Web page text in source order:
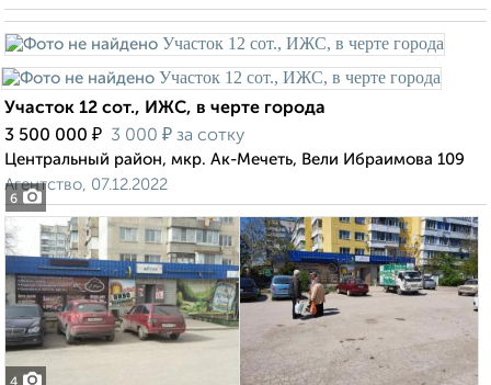
6
Участок 12 сот., ИЖС, в черте города
3 500 000 ₽ 3 000 ₽ за сотку
Центральный район, мкр. Ак-Мечеть, Вели Ибраимова 109
Агентство, 07.12.2022